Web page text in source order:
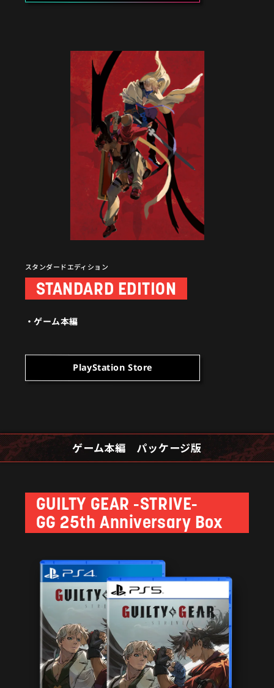
スタンダードエディション
STANDARD EDITION
ゲーム本編
PlayStation Store
ゲーム本編 パッケージ版
GUILTY GEAR -STRIVE-
GG 25th Anniversary Box
まれています。重複購入にご注意下さい。
限があります。